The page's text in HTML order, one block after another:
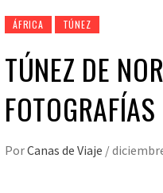
ÁFRICA TÚNEZ
TÚNEZ DE
FOTOGRAFÍAS
PorCanas de Viaje /